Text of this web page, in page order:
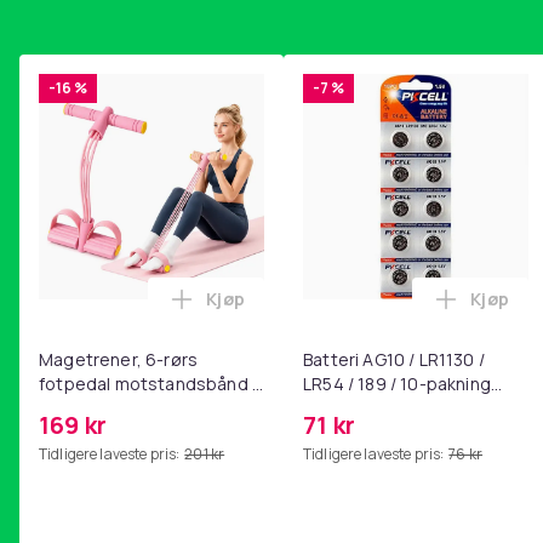
-16 %
Magetrener, 6-rørs
fotpedal motstandsbånd -
yoga og
hjemmegymnastikk Pink
169 kr
Tidligere laveste pris: 201 kr
Legg Magetrener, 6-rørs fotpedal
Kjøp
-7 %
Batteri AG10 / LR1130 /
LR54 / 189 / 10-pakning
71 kr
Tidligere laveste pris: 76 kr
Legg
Kjøp